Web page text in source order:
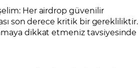
Her airdrop güvenilir
son derece kritik bir gerekliliktir.
dikkat etmeniz tavsiyesinde